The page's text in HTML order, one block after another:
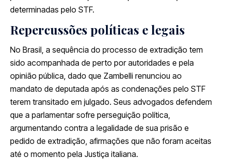
determinadas pelo STF.
Repercussões políticas e legais
No Brasil, a sequência do processo de extradição tem
sido acompanhada de perto por autoridades e pela
opinião pública, dado que Zambelli renunciou ao
mandato de deputada após as condenações pelo STF
terem transitado em julgado. Seus advogados defendem
que a parlamentar sofre perseguição política,
argumentando contra a legalidade de sua prisão e
pedido de extradição, afirmações que não foram aceitas
até o momento pela Justiça italiana.